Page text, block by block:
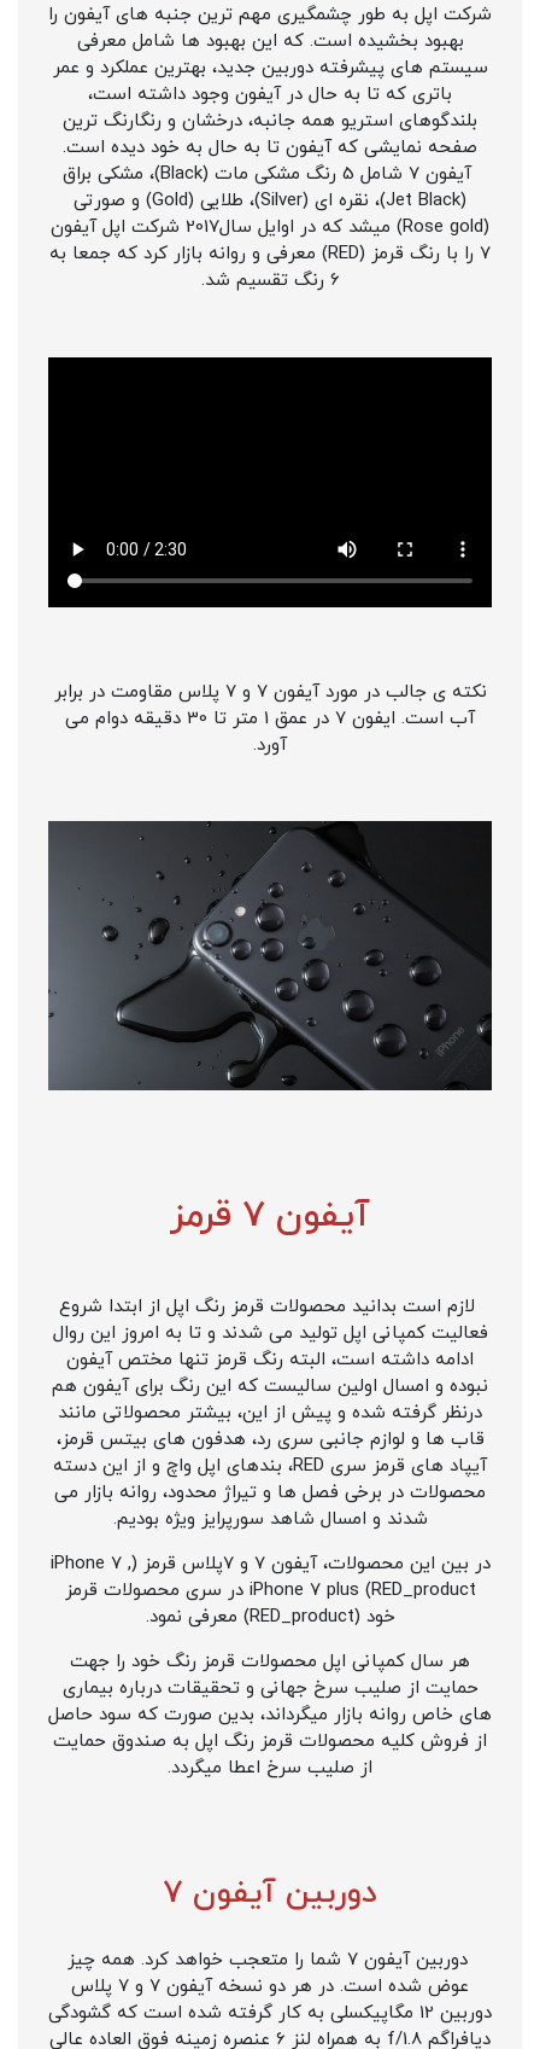
شرکت اپل به طور چشمگیری مهم ترین جنبه های آیفون را
بهبود بخشیده است. که این بهبود ها شامل معرفی
سیستم های پیشرفته دوربین جدید، بهترین عملکرد و عمر
باتری که تا به حال در آیفون وجود داشته است،
بلندگوهای استریو همه جانبه، درخشان و رنگارنگ ترین
صفحه نمایشی که آیفون تا به حال به خود دیده است.
آیفون 7 شامل 5 رنگ مشکی مات (Black)، مشکی براق
(Jet Black)، نقره ای (Silver)، طلایی (Gold) و صورتی
(Rose gold) میشد که در اوایل سال2017 شرکت اپل آیفون
7 را با رنگ قرمز (RED) معرفی و روانه بازار کرد که جمعا به
6 رنگ تقسیم شد.
نکته ی جالب در مورد آیفون 7 و 7 پلاس مقاومت در برابر
آب است. ایفون 7 در عمق 1 متر تا 30 دقیقه دوام می
آورد.
آیفون 7 قرمز
لازم است بدانید محصولات قرمز رنگ اپل از ابتدا شروع
فعالیت کمپانی اپل تولید می شدند و تا به امروز این روال
ادامه داشته است، البته رنگ قرمز تنها مختص آیفون
نبوده و امسال اولین سالیست که این رنگ برای آیفون هم
درنظر گرفته شده و پیش از این، بیشتر محصولاتی مانند
قاب ها و لوازم جانبی سری رد، هدفون های بیتس قرمز،
آیپاد های قرمز سری RED، بندهای اپل واچ و از این دسته
محصولات در برخی فصل ها و تیراژ محدود، روانه بازار می
شدند و امسال شاهد سورپرایز ویژه بودیم.
در بین این محصولات، آیفون 7 و 7پلاس قرمز (iPhone 7 ,
iPhone 7 plus (RED_product در سری محصولات قرمز
خود (RED_product) معرفی نمود.
هر سال کمپانی اپل محصولات قرمز رنگ خود را جهت
حمایت از صلیب سرخ جهانی و تحقیقات درباره بیماری
های خاص روانه بازار میگرداند، بدین صورت که سود حاصل
از فروش کلیه محصولات قرمز رنگ اپل به صندوق حمایت
از صلیب سرخ اعطا میگردد.
دوربین آیفون 7
دوربین آيفون 7 شما را متعجب خواهد کرد. همه چیز
عوض شده است. در هر دو نسخه آيفون 7 و 7 پلاس
دوربین 12 مگاپیکسلی به کار گرفته شده است که گشودگی
دیافراگم f/1.8 به همراه لنز 6 عنصره زمینه فوق العاده عالی